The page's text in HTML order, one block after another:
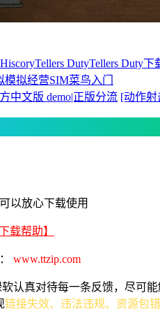
HiscoryTellers DutyTellers Duty下
模拟经营SIM菜鸟入门
中文版 demo|正版分流 [动作射
以放心下载使用
下载帮助】
www.ttzip.com
认真对待每一条反馈，尽可能
链接失效、违法违规、资源包